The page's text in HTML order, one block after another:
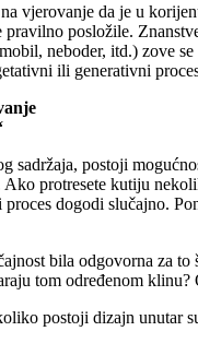
vjerovanje da je u
posložile.
neboder, itd.) zove
ili generativni
postoji
protresete kutiju
dogodi slučajno.
bila odgovorna za
tom određenom
postoji dizajn unutar